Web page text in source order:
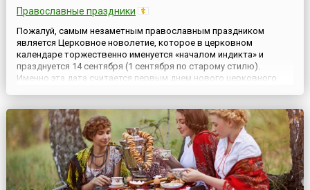
Православные праздники
Пожалуй, самым незаметным православным праздником
является Церковное новолетие, которое в церковном
календаре торжественно именуется «началом индикта» и
празднуется 14 сентября (1 сентября по старому стилю).
Именно эта дата считается первым днем нового церковного
новому стилю), а пе...